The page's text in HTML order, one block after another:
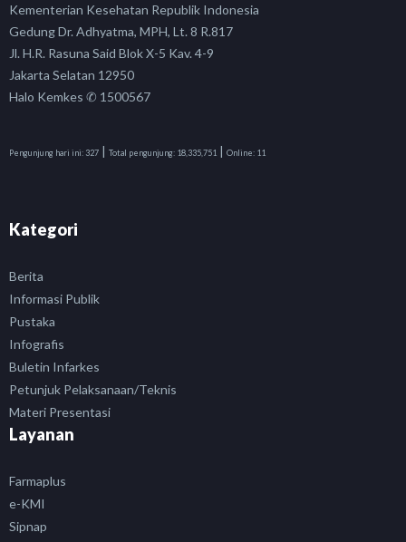
Kementerian Kesehatan Republik Indonesia
Gedung Dr. Adhyatma, MPH, Lt. 8 R.817
Jl. H.R. Rasuna Said Blok X-5 Kav. 4-9
Jakarta Selatan 12950
Halo Kemkes ✆ 1500567
Pengunjung hari ini: 327 | Total pengunjung: 18,335,751 | Online: 11
Kategori
Berita
Informasi Publik
Pustaka
Infografis
Buletin Infarkes
Petunjuk Pelaksanaan/Teknis
Materi Presentasi
Layanan
Farmaplus
e-KMI
Sipnap